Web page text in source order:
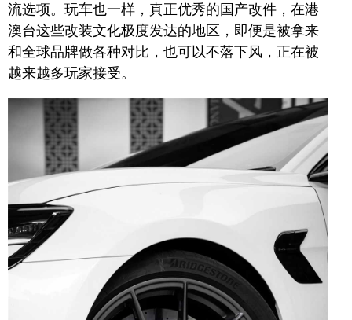
流选项。玩车也一样，真正优秀的国产改件，在港
澳台这些改装文化极度发达的地区，即便是被拿来
和全球品牌做各种对比，也可以不落下风，正在被
越来越多玩家接受。